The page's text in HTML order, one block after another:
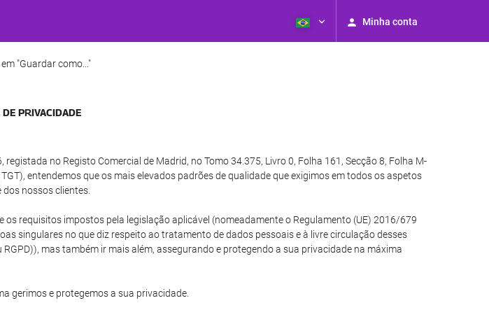
Minha conta
"Guardar como..."
PRIVACIDADE
registada no Registo Comercial de Madrid, no Tomo 34.375, Livro 0, Folha 161, Secção 8, Folha M-
entendemos que os mais elevados padrões de qualidade que exigimos em todos os aspetos
nossos clientes.
requisitos impostos pela legislação aplicável (nomeadamente o Regulamento (UE) 2016/679
singulares no que diz respeito ao tratamento de dados pessoais e à livre circulação desses
mas também ir mais além, assegurando e protegendo a sua privacidade na máxima
gerimos e protegemos a sua privacidade.